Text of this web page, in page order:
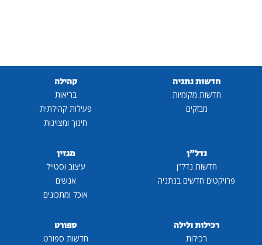
חדשות נתניה
חדשות מקומיות
מבזקים
קהילה
בריאות
פעילות קהילתית
חינוך ומצוינות
נדל"ן
חדשות נדל"ן
פרויקטים חדשים בנתניה
מגזין
עיצוב וסטייל
אנשים
אוכל ומתכונים
רכילות ולילה
רכילות
ספורט
חדשות ספורט